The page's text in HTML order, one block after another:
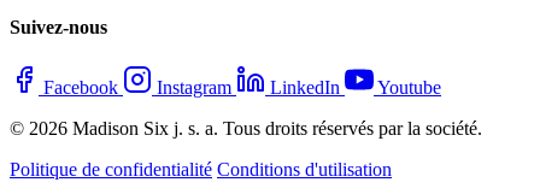
Suivez-nous
Facebook Instagram LinkedIn
Youtube
© 2026 Madison Six j. s. a. Tous droits réservés par la société.
Politique de confidentialité Conditions d'utilisation